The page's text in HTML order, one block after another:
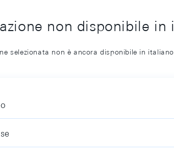
non disponibile in
selezionata non è ancora disponibile in